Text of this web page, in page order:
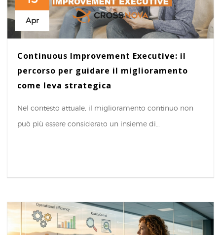
Apr
Continuous Improvement Executive: il
percorso per guidare il miglioramento
come leva strategica
Nel contesto attuale, il miglioramento continuo non
può più essere considerato un insieme di…